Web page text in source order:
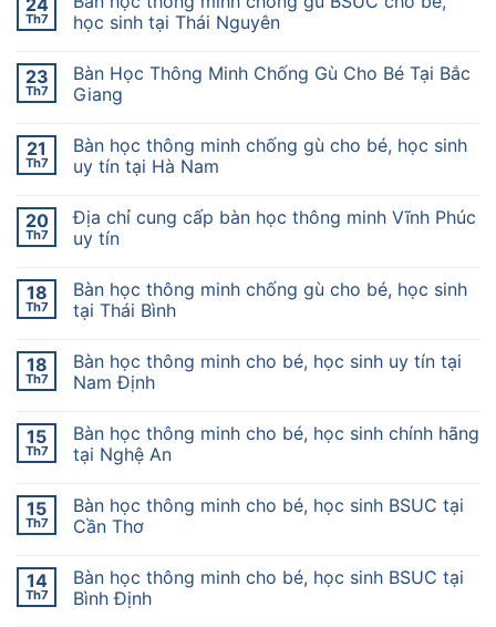
24
Th7
học sinh tại Thái Nguyên
23
Th7
Bàn Học Thông Minh Chống Gù Cho Bé Tại Bắc
Giang
21
Th7
Bàn học thông minh chống gù cho bé, học sinh
uy tín tại Hà Nam
20
Th7
Địa chỉ cung cấp bàn học thông minh Vĩnh Phúc
uy tín
18
Th7
Bàn học thông minh chống gù cho bé, học sinh
tại Thái Bình
18
Th7
Bàn học thông minh cho bé, học sinh uy tín tại
Nam Định
15
Th7
Bàn học thông minh cho bé, học sinh chính hãng
tại Nghệ An
15
Th7
Bàn học thông minh cho bé, học sinh BSUC tại
Cần Thơ
14
Th7
Bàn học thông minh cho bé, học sinh BSUC tại
Bình Định